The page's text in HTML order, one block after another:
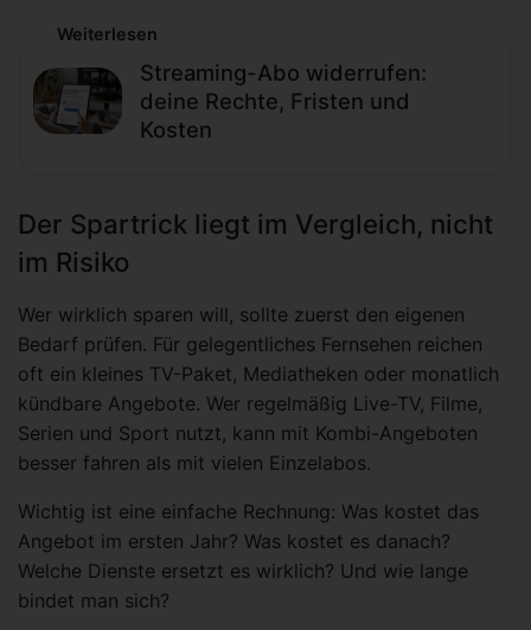
Weiterlesen
Streaming-Abo widerrufen:
deine Rechte, Fristen und
Kosten
Der Spartrick liegt im Vergleich, nicht
im Risiko
Wer wirklich sparen will, sollte zuerst den eigenen
Bedarf prüfen. Für gelegentliches Fernsehen reichen
oft ein kleines TV-Paket, Mediatheken oder monatlich
kündbare Angebote. Wer regelmäßig Live-TV, Filme,
Serien und Sport nutzt, kann mit Kombi-Angeboten
besser fahren als mit vielen Einzelabos.
Wichtig ist eine einfache Rechnung: Was kostet das
Angebot im ersten Jahr? Was kostet es danach?
Welche Dienste ersetzt es wirklich? Und wie lange
bindet man sich?